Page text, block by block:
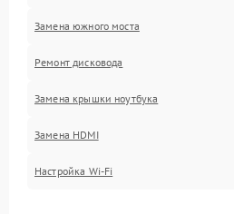
Замена южного моста
Ремонт дисковода
Замена крышки ноутбука
Замена HDMI
Настройка Wi-Fi